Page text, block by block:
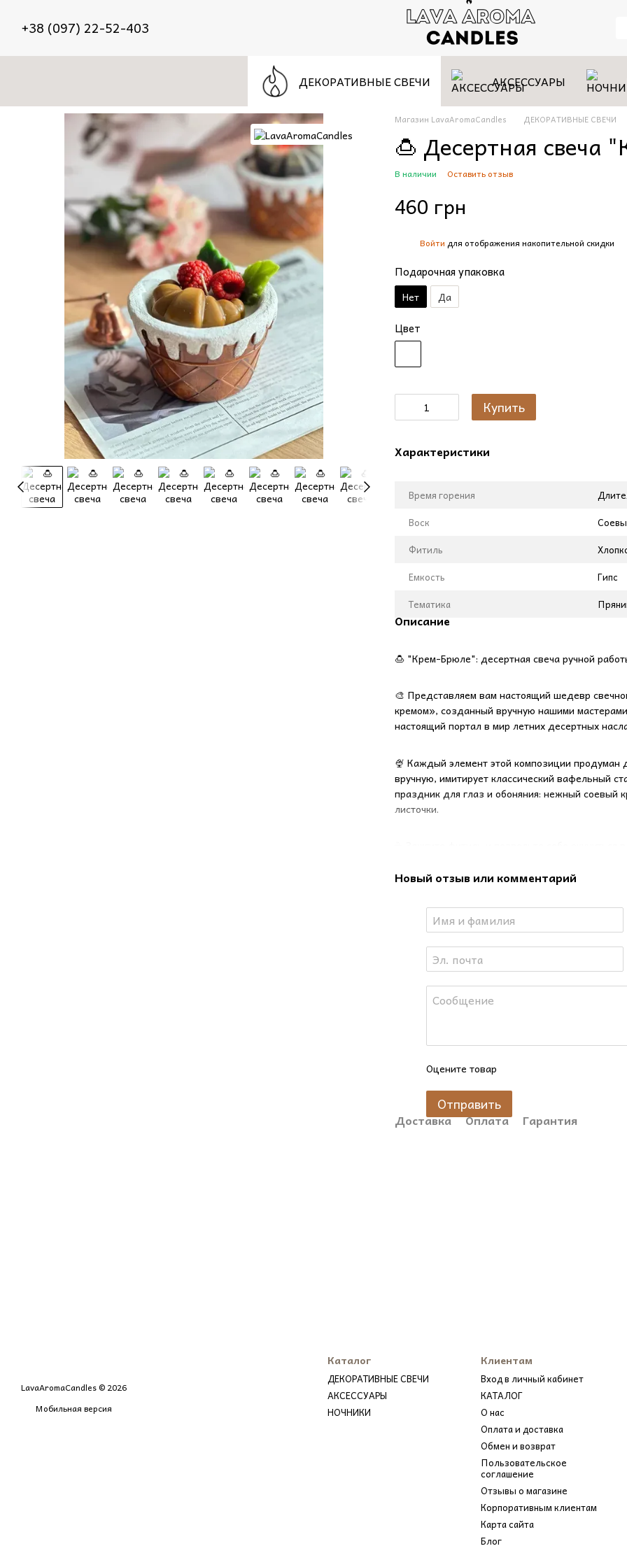
+38 (097) 22-52-403
ДЕКОРАТИВНЫЕ СВЕЧИ АКСЕССУАРЫ
Магазин LavaAromaCandles ДЕКОРАТИВНЫЕ СВЕЧИ
🍮 Десертная свеча
В наличии Оставить отзыв
460 грн
Войти для отображения накопительной скидки
Подарочная упаковка
Нет Да
Цвет
Купить
Характеристики
Время горения
Воск
Фитиль
Емкость
Гипс
Тематика
Описание
🍮 "Крем-Брюле": десертная свеча ручной
🎨 Представляем вам настоящий шедевр
кремом», созданный вручную нашими
настоящий портал в мир летних десертных
🍨 Каждый элемент этой композиции продуман
вручную, имитирует классический вафельный
праздник для глаз и обоняния: нежный соевый
листочки.
уютом. Этот пьянящий букет создаст атмосферу
📝 Характеристики:
- Форма: Ручная работа из гипса в виде
- Наполнение: Соевый воск с декоративными
- Аромат: Кофейно-шоколадный с нотками
- Состав: Соевый и пчелиный воск премиального
- Время горения: 40 часов непрерывного
негорящем состоянии. Она станет идеальным
✨ Позвольте себе маленькую роскошь —
Новый отзыв или комментарий
Оцените товар
Отправить
Доставка Оплата Гарантия
LavaAromaCandles © 2026
Мобильная версия
Каталог
ДЕКОРАТИВНЫЕ СВЕЧИ
АКСЕССУАРЫ
НОЧНИКИ
Клиентам
Вход в личный кабинет
КАТАЛОГ
О нас
Оплата и доставка
Обмен и возврат
Пользовательское
соглашение
Отзывы о магазине
Корпоративным клиентам
Карта сайта
Блог